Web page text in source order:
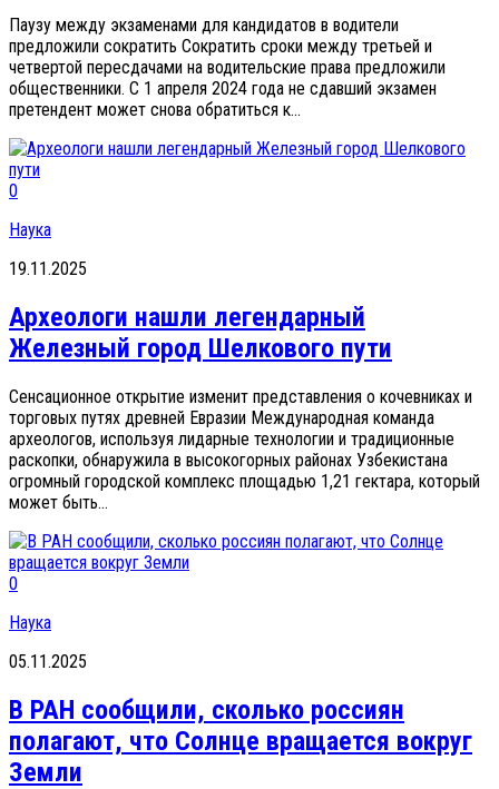
Паузу между экзаменами для кандидатов в водители
предложили сократить Сократить сроки между третьей и
четвертой пересдачами на водительские права предложили
общественники. С 1 апреля 2024 года не сдавший экзамен
претендент может снова обратиться к...
0
Наука
19.11.2025
Археологи нашли легендарный
Железный город Шелкового пути
Сенсационное открытие изменит представления о кочевниках и
торговых путях древней Евразии Международная команда
археологов, используя лидарные технологии и традиционные
раскопки, обнаружила в высокогорных районах Узбекистана
огромный городской комплекс площадью 1,21 гектара, который
может быть...
0
Наука
05.11.2025
В РАН сообщили, сколько россиян
полагают, что Солнце вращается вокруг
Земли